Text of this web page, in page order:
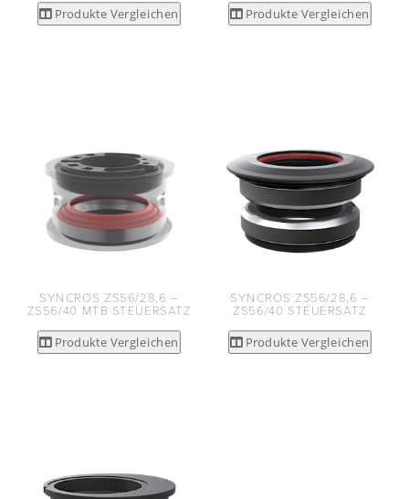
Produkte Vergleichen Produkte Vergleichen
SYNCROS ZS56/28,6 –
ZS56/40 MTB STEUERSATZ
Produkte Vergleichen
SYNCROS ZS56/28,6 –
ZS56/40 STEUERSATZ
Produkte Vergleichen